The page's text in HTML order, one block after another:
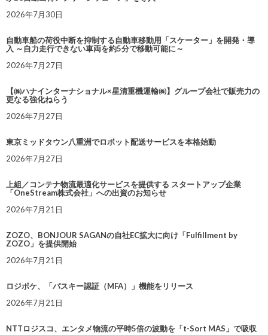
2026年7月30日
自動車船の荷役中断を抑制する自動車移動用「スケーター」を開発・導
入 ～自力走行できない車両を約5分で移動可能に～
2026年7月27日
【㈱ハナインターナショナル×星清重機運輸㈱】グループ会社で販売力の
更なる強化ねらう
2026年7月27日
東京ミッドタウン八重洲でロボット配送サービスを本格始動
2026年7月27日
上組／コンテナ物流最適化サービスを提供する スタートアップ企業
「OneStream株式会社」への出資のお知らせ
2026年7月21日
ZOZO、BONJOUR SAGANの自社EC拡大に向け「Fulfillment by
ZOZO」を提供開始
2026年7月21日
ロジポケ、「パスキー認証（MFA）」機能をリリース
2026年7月21日
NTTロジスコ、エンタメ物流の平時5倍の波動を「t-Sort MAS」で吸収